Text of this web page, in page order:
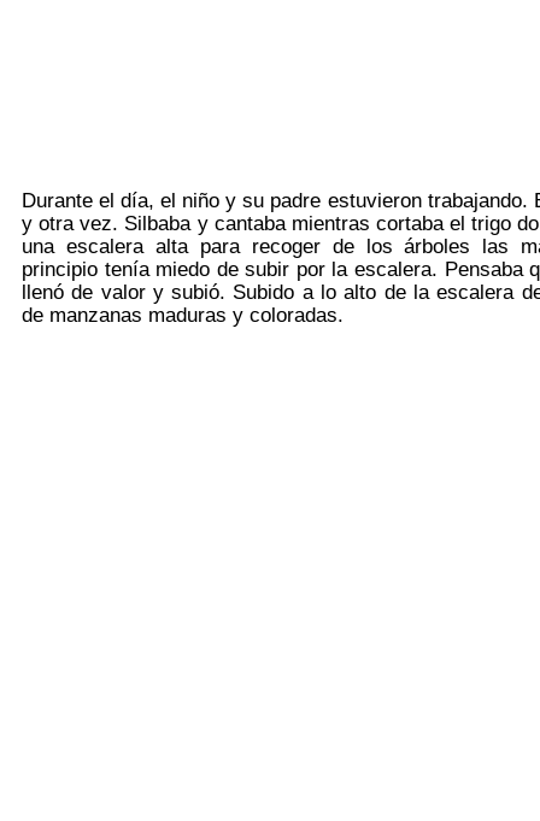
Durante el día, el niño y su padre estuvieron trabajando.
y otra vez. Silbaba y cantaba mientras cortaba el trigo
una escalera alta para recoger de los árboles las
principio tenía miedo de subir por la escalera. Pensaba
llenó de valor y subió. Subido a lo alto de la escalera
de manzanas maduras y coloradas.